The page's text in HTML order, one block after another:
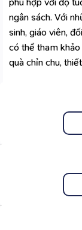
ngân sách. Với
sinh, giáo viên,
có thể tham
quà chỉn chu,